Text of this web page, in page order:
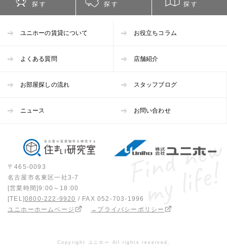
探す
探す
探す
ユニホーの賃貸について お役立ちコラム
よくある質問 店舗紹介
お部屋探しの流れ スタッフブログ
ニュース お問い合わせ
〒465-0093
名古屋市名東区一社3-7
[営業時間]9:00～18:00
[TEL]0800-222-9920 / FAX 052-703-1996
ユニホーホームページ
→プライバシーポリシー
Copyright ユニホー All rights reserved.